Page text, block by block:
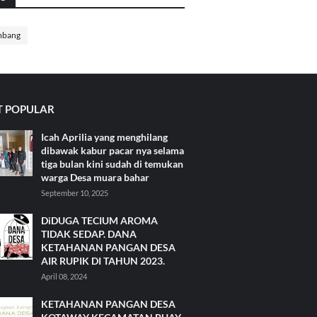
POPULAR
Icah Aprilia yang menghilang
dibawak kabur pacar nya selama
tiga bulan kini sudah di temukan
warga Desa muara bahar
September 10, 2025
DiDUGA TECIUM AROMA
TIDAK SEDAP. DANA
KETAHANAN PANGAN DESA
AIR RUPIK DI TAHUN 2023.
April 08, 2024
KETAHANAN PANGAN DESA